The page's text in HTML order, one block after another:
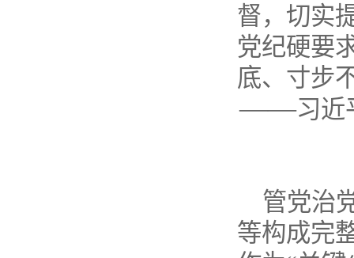
督，切实
党纪硬要
底、寸步
——习近
管党治
等构成完